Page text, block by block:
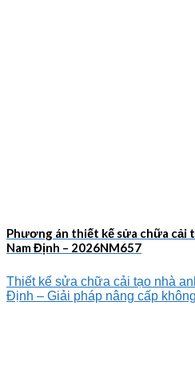
Phương án thiết kế sửa chữa cải
Nam Định – 2026NM657
Thiết kế sửa chữa cải tạo nhà
Định – Giải pháp nâng cấp